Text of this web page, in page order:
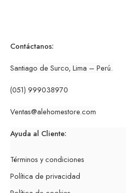
Contáctanos:
Santiago de Surco, Lima – Perú.
(051) 999038970
Ventas@alehomestore.com
Ayuda al Cliente:
Términos y condiciones
Política de privacidad